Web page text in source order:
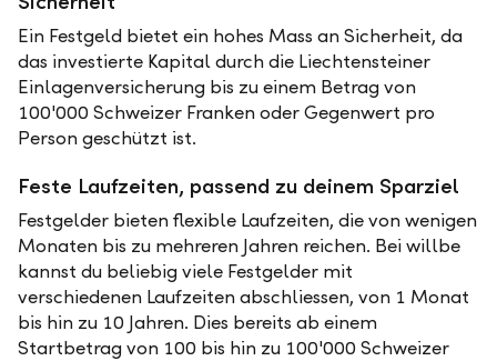
Ein Festgeld bietet ein hohes Mass an Sicherheit, da
das investierte Kapital durch die Liechtensteiner
Einlagenversicherung bis zu einem Betrag von
100'000 Schweizer Franken oder Gegenwert pro
Person geschützt ist.
Feste Laufzeiten, passend zu deinem Sparziel
Festgelder bieten flexible Laufzeiten, die von wenigen
Monaten bis zu mehreren Jahren reichen. Bei willbe
kannst du beliebig viele Festgelder mit
verschiedenen Laufzeiten abschliessen, von 1 Monat
bis hin zu 10 Jahren. Dies bereits ab einem
Startbetrag von 100 bis hin zu 100'000 Schweizer